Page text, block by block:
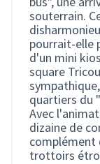
souterrain.
pourrait-elle
d'un mini
square
quartiers du
Avec
dizaine de
complément
trottoirs